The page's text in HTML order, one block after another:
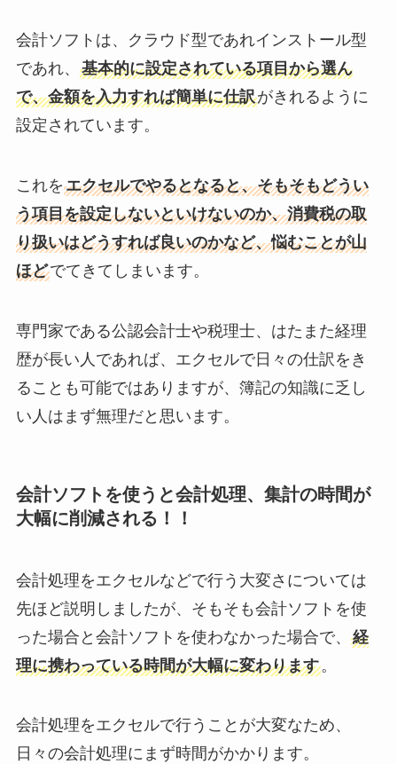
会計ソフトは、クラウド型であれインストール型
であれ、 基本的に設定されている項目から選ん
で、金額を入力すれば簡単に仕訳がきれるように
設定されています。
これをエクセルでやるとなると、そもそもどうい
う項目を設定しないといけないのか、消費税の取
り扱いはどうすれば良いのかなど、悩むことが山
ほどでてきてしまいます。
専門家である公認会計士や税理士、はたまた経理
歴が長い人であれば、エクセルで日々の仕訳をき
ることも可能ではありますが、 簿記の知識に乏し
い人はまず無理だと思います。
会計ソフトを使うと会計処理、集計の時間が
大幅に削減される！！
会計処理をエクセルなどで行う大変さについては
先ほど説明しましたが、そもそも会計ソフトを使
った場合と会計ソフトを使わなかった場合で、 経
理に携わっている時間が大幅に変わります。
会計処理をエクセルで行うことが大変なため、
日々の会計処理にまず時間がかかります。